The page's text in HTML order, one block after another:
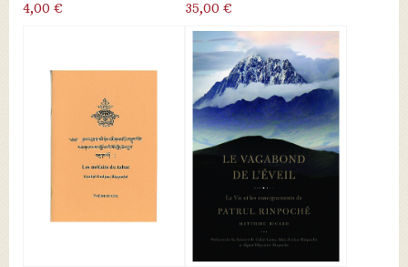
4,00 € 35,00 €